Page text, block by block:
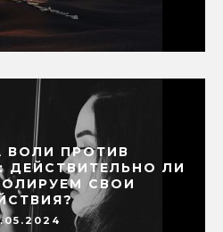
ВОЛИ ПРОТИВ
ДЕЙСТВИТЕЛЬНО ЛИ
СВОИ